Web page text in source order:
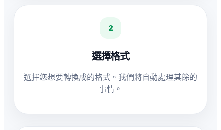
2
選擇格式
選擇您想要轉換成的格式。我們將自動處理其餘的
事情。